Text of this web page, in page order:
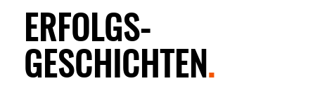
ERFOLGS­
GESCHICHTEN.